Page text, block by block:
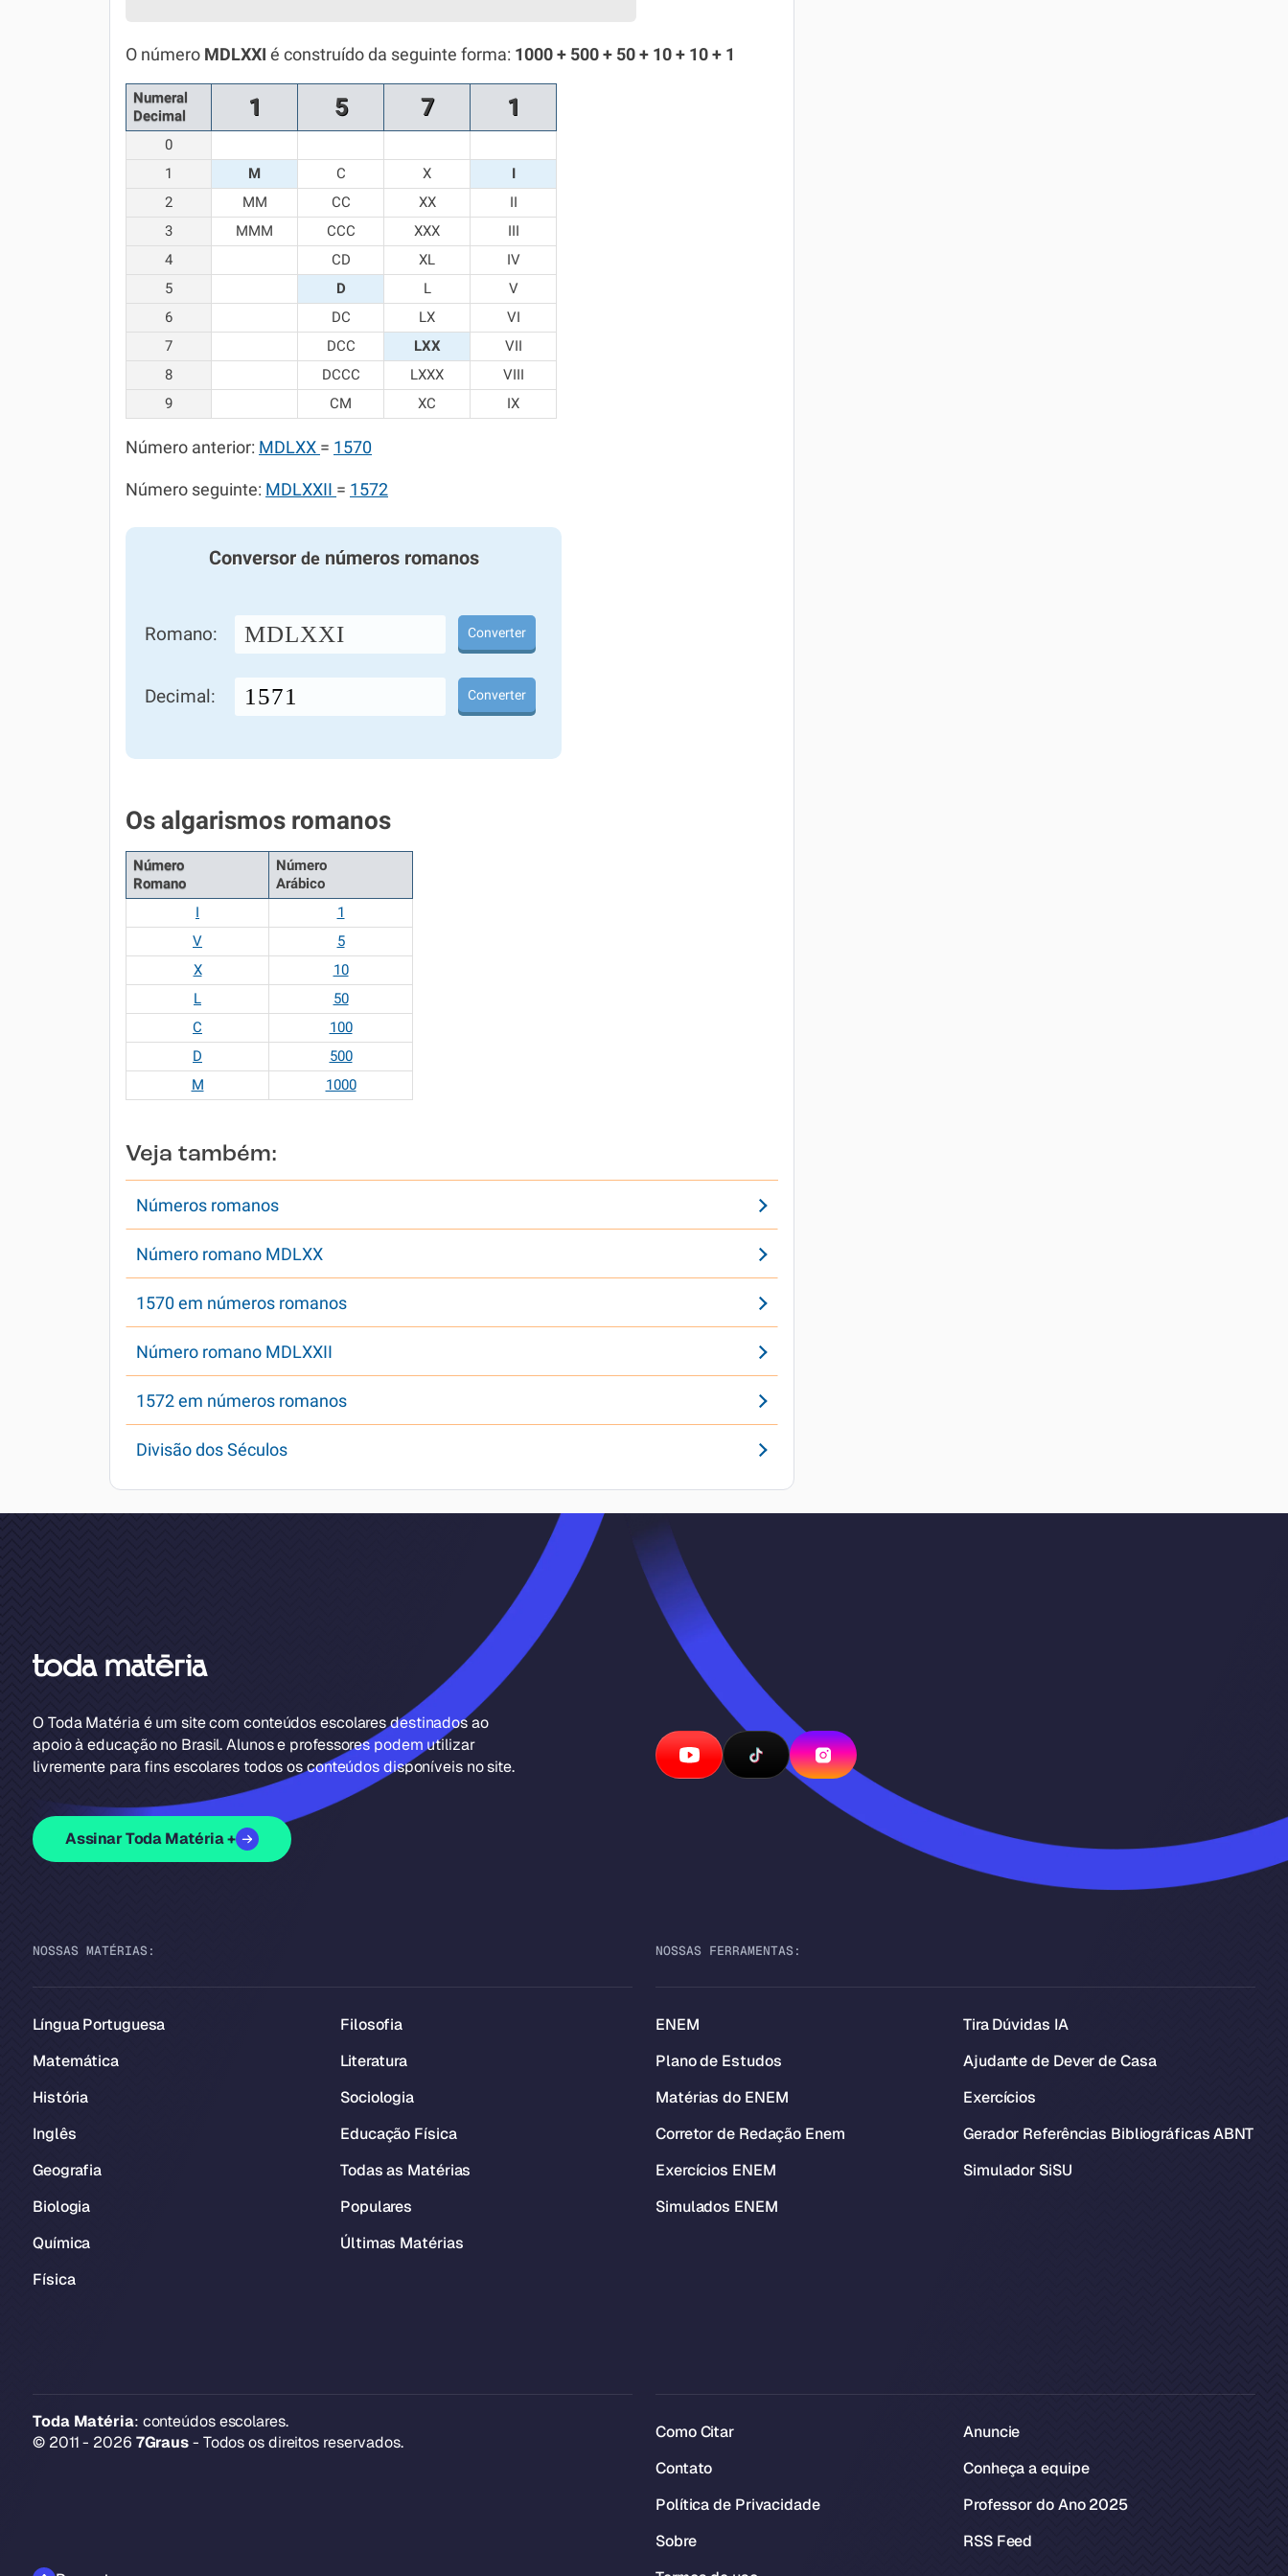
Todos os Exercícios
O número MDLXXI é construído da seguinte forma: 1000 + 500 + 50 + 10 + 10 + 1
Numeral
Decimal
1 5 7 1
0
1
M C X
I
2
MM CC XX
II
3
MMM CCC XXX
III
4
CD XL
IV
5
D L
V
6
DC LX
VI
7
DCC LXX
VII
8
DCCC LXXX
VIII
9
CM XC IX
Número anterior: MDLXX = 1570
Número seguinte: MDLXXII = 1572
Conversor denúmeros romanos
Romano: MDLXXI Converter
Decimal: Converter
Os algarismos romanos
Número
Romano
Número
Arábico
I
1
V
5
X
10
L
50
C
100
D
500
M
1000
Veja também:
Números romanos
Número romano MDLXX
1570 em números romanos
Número romano MDLXXII
1572 em números romanos
Divisão dos Séculos
O Toda Matéria é um site com conteúdos escolares destinados ao
apoio à educação no Brasil. Alunos e professores podem utilizar
livremente para fins escolares todos os conteúdos disponíveis no site.
Assinar Toda Matéria +
NOSSAS MATÉRIAS:
Língua Portuguesa
Matemática
História
Inglês
Geografia
Biologia
Química
Física
Filosofia
Literatura
Sociologia
Educação Física
Todas as Matérias
Populares
Últimas Matérias
NOSSAS FERRAMENTAS:
ENEM
Plano de Estudos
Matérias do ENEM
Corretor de Redação Enem
Exercícios ENEM
Simulados ENEM
Tira Dúvidas IA
Ajudante de Dever de Casa
Exercícios
Gerador Referências Bibliográficas ABNT
Simulador SiSU
Toda Matéria: conteúdos escolares.
© 2011 - 2026 7Graus- Todos os direitos reservados.
Como Citar
Contato
Política de Privacidade
Sobre
Anuncie
Conheça a equipe
Professor do Ano 2025
RSS Feed